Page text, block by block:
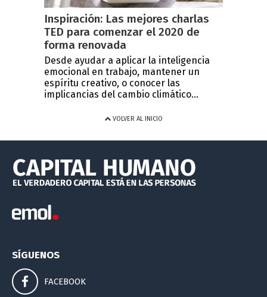
Inspiración: Las mejores charlas
TED para comenzar el 2020 de
forma renovada
Desde ayudar a aplicar la inteligencia
emocional en trabajo, mantener un
espíritu creativo, o conocer las
implicancias del cambio climático...
VOLVER AL INICIO
SÍGUENOS
FACEBOOK